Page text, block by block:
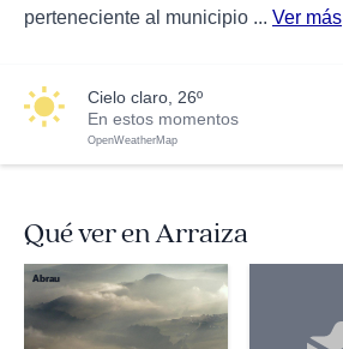
perteneciente al municipio ... Ver más
cielo claro, 26º
En estos momentos
OpenWeatherMap
Qué ver en Arraiza
Abrau